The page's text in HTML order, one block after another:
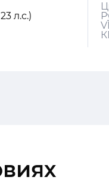
л.с.)